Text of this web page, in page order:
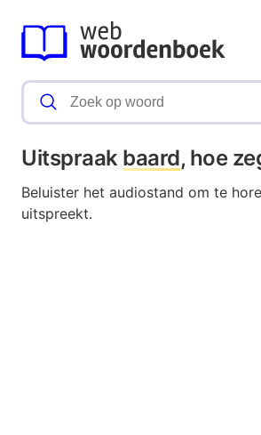
Uitspraak baard, hoe
Beluister het audiostand om te
uitspreekt.